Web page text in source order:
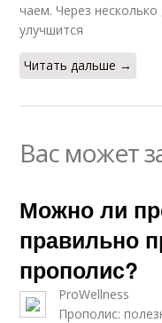
чаем. Через
улучшится
Читать дальше →
Вас может
Можно ли
правильно
прополис?
ProWellness
Прополис: